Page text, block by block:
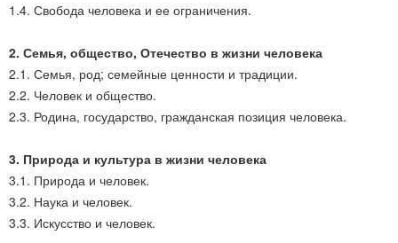
1.4. Свобода человека и ее ограничения.
2. Семья, общество, Отечество в жизни человека
2.1. Семья, род; семейные ценности и традиции.
2.2. Человек и общество.
2.3. Родина, государство, гражданская позиция человека.
3. Природа и культура в жизни человека
3.1. Природа и человек.
3.2. Наука и человек.
3.3. Искусство и человек.